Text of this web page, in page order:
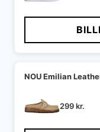
pris
var:
NOU Emilian
299kr.